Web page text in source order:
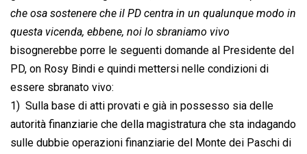
che osa sostenere che il PD centra in un qualunque modo in
questa vicenda, ebbene, noi lo sbraniamo vivo
bisognerebbe porre le seguenti domande al Presidente del
PD, on Rosy Bindi e quindi mettersi nelle condizioni di
essere sbranato vivo:
1)  Sulla base di atti provati e già in possesso sia delle
autorità finanziarie che della magistratura che sta indagando
sulle dubbie operazioni finanziarie del Monte dei Paschi di